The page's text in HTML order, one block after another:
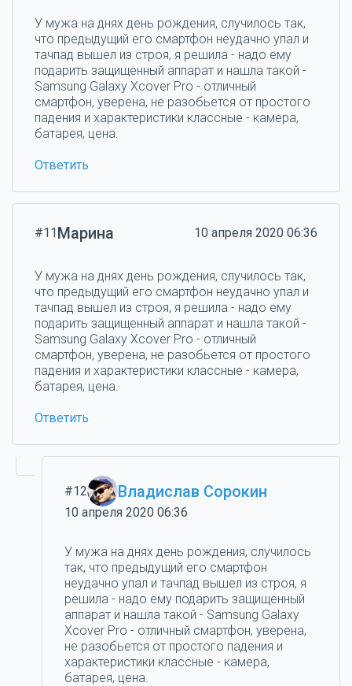
У мужа на днях день рождения, случилось так,
что предыдущий его смартфон неудачно упал и
тачпад вышел из строя, я решила - надо ему
подарить защищенный аппарат и нашла такой -
Samsung Galaxy Xcover Pro - отличный
смартфон, уверена, не разобьется от простого
падения и характеристики классные - камера,
батарея, цена.
Ответить
#11Марина 10 апреля 2020 06:36
У мужа на днях день рождения, случилось так,
что предыдущий его смартфон неудачно упал и
тачпад вышел из строя, я решила - надо ему
подарить защищенный аппарат и нашла такой -
Samsung Galaxy Xcover Pro - отличный
смартфон, уверена, не разобьется от простого
падения и характеристики классные - камера,
батарея, цена.
Ответить
#12 Владислав Сорокин
10 апреля 2020 06:36
У мужа на днях день рождения, случилось
так, что предыдущий его смартфон
неудачно упал и тачпад вышел из строя, я
решила - надо ему подарить защищенный
аппарат и нашла такой - Samsung Galaxy
Xcover Pro - отличный смартфон, уверена,
не разобьется от простого падения и
характеристики классные - камера,
батарея, цена.